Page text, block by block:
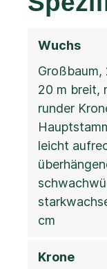
Wuchs
20 m breit,
runder
leicht
cm
Krone